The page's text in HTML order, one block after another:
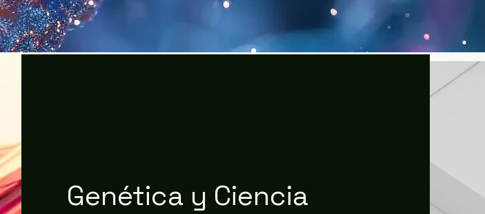
Genética y Ciencia